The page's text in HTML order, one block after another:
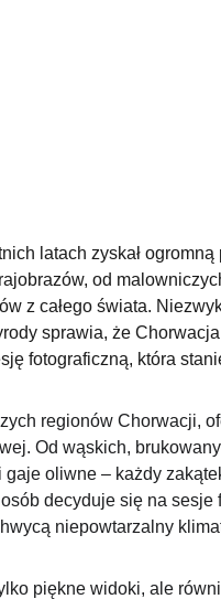
latach zyskał
od
z całego świata.
sprawia, że
fotograficzną, która
regionów Chorwacji,
Od wąskich,
oliwne – każdy
decyduje się na
niepowtarzalny
piękne widoki, ale